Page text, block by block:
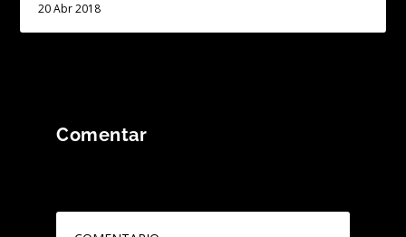
20 Abr 2018
Comentar